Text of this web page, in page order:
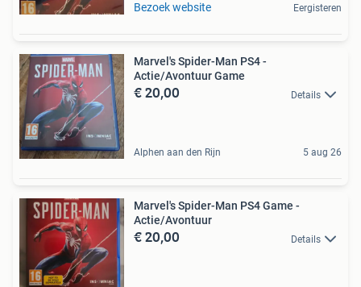
Bezoek website Eergisteren
Marvel's Spider-Man PS4 -
Actie/Avontuur Game
€ 20,00 Details
Alphen aan den Rijn 5 aug 26
Marvel's Spider-Man PS4 Game -
Actie/Avontuur
€ 20,00 Details